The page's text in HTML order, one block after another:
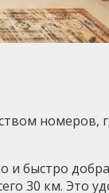
быстро
30 км. Это